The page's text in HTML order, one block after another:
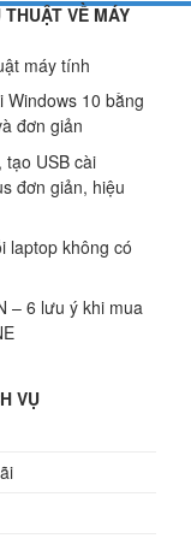
VỀ MÁY
máy tính
Windows 10 bằng
đơn giản
tạo USB cài
đơn giản, hiệu
laptop không có
– 6 lưu ý khi mua
VỤ